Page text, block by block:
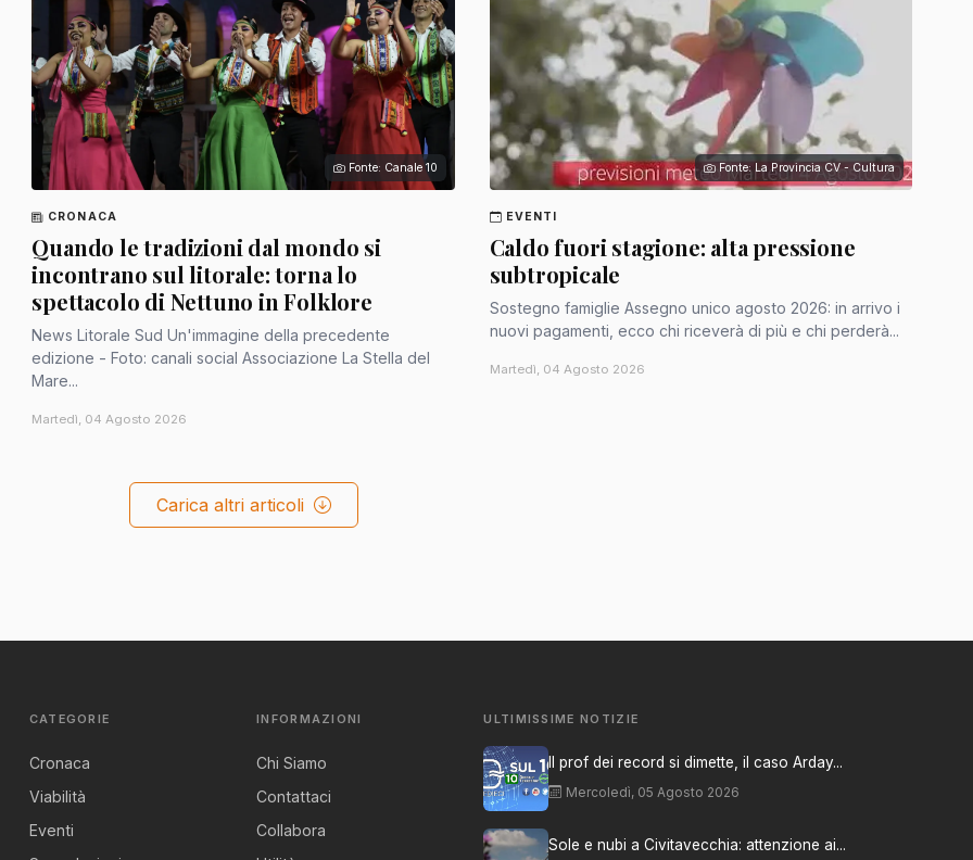
Fonte: Canale 10
CRONACA
Quando le tradizioni dal mondo si
incontrano sul litorale: torna lo
spettacolo di Nettuno in Folklore
News Litorale Sud Un'immagine della precedente
edizione - Foto: canali social Associazione La Stella del
Mare...
Martedì, 04 Agosto 2026
Fonte: La Provincia CV - Cultura
EVENTI
Caldo fuori stagione: alta pressione
subtropicale
Sostegno famiglie Assegno unico agosto 2026: in arrivo i
nuovi pagamenti, ecco chi riceverà di più e chi perderà...
Martedì, 04 Agosto 2026
Carica altri articoli
CATEGORIE
Cronaca
Viabilità
Eventi
INFORMAZIONI
Chi Siamo
Contattaci
Collabora
ULTIMISSIME NOTIZIE
Il prof dei record si dimette, il caso Arday...
Mercoledì, 05 Agosto 2026
Sole e nubi a Civitavecchia: attenzione ai...